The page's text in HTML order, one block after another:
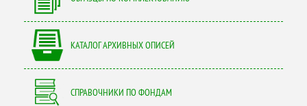
КАТАЛОГ АРХИВНЫХ ОПИСЕЙ
СПРАВОЧНИКИ ПО ФОНДАМ